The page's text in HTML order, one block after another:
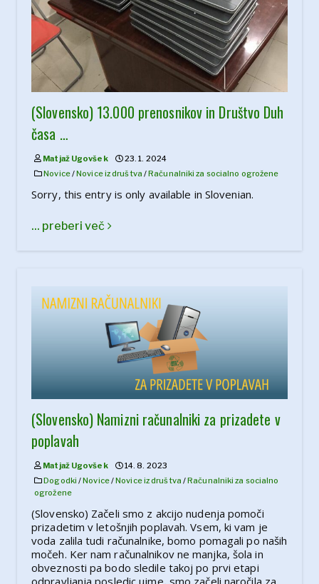
(Slovensko) 13.000 prenosnikov in Društvo Duh
časa …
Matjaž Ugovšek
23. 1. 2024
Novice/Novice iz društva /Računalniki za socialno ogrožene
Sorry, this entry is only available in Slovenian.
... preberi več
(Slovensko) Namizni računalniki za prizadete v
poplavah
Matjaž Ugovšek
14. 8. 2023
Dogodki /Novice/Novice iz društva /Računalniki za socialno
ogrožene
(Slovensko) Začeli smo z akcijo nudenja pomoči
prizadetim v letošnjih poplavah. Vsem, ki vam je
voda zalila tudi računalnike, bomo pomagali po naših
močeh. Ker nam računalnikov ne manjka, šola in
obveznosti pa bodo sledile takoj po prvi etapi
odpravljanja posledic ujme, smo začeli naročila za